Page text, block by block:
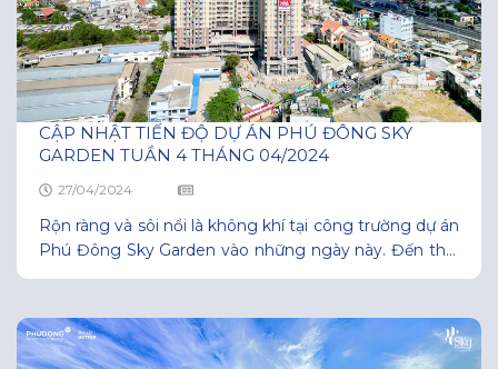
CẬP NHẬT TIẾN ĐỘ DỰ ÁN PHÚ ĐÔNG SKY
GARDEN TUẦN 4 THÁNG 04/2024
27/04/2024
Rộn ràng và sôi nổi là không khí tại công trường dự án
Phú Đông Sky Garden vào những ngày này. Đến thời
điểm hiện tại, Phú Đông Sky Garden đã hoàn thiện
tiện ích cũng đang được tập trung hoàn thành, chuẩn